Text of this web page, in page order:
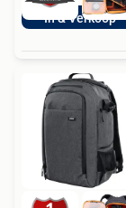
In & Verkoop